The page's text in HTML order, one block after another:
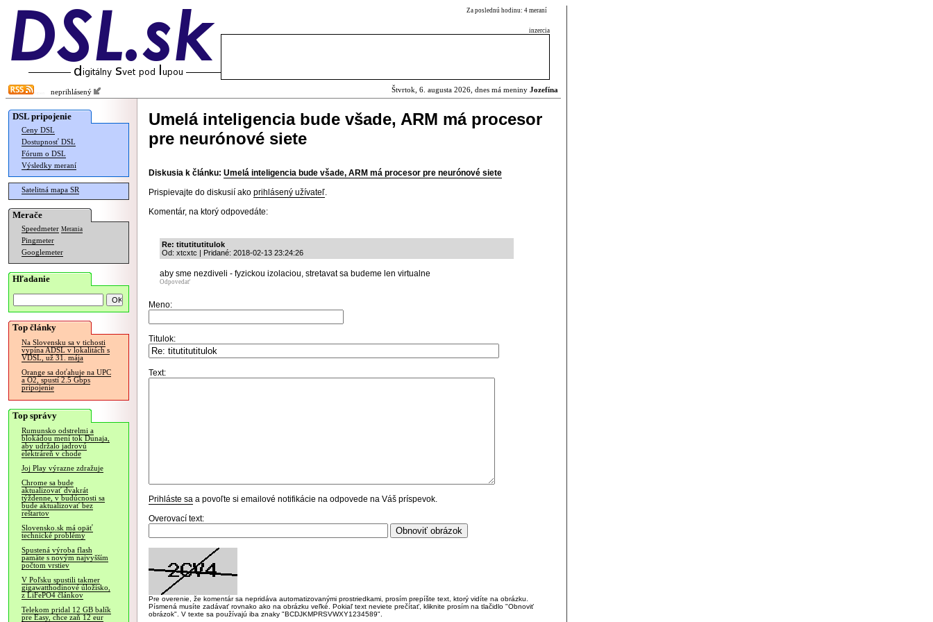
Za poslednú hodinu: 4 meraní
inzercia
neprihlásený Štvrtok, 6. augusta 2026, dnes má meniny Jozefína
DSL pripojenie
Ceny DSL
Dostupnosť DSL
Fórum o DSL
Výsledky meraní
Satelitná mapa SR
Merače
Speedmeter Merania
Pingmeter
Googlemeter
Hľadanie
Top články
Na Slovensku sa v tichosti
vypína ADSL v lokalitách s
VDSL, už 31. mája
Orange sa doťahuje na UPC
a O2, spustí 2.5 Gbps
pripojenie
Top správy
Rumunsko odstrelmi a
blokádou mení tok Dunaja,
aby udržalo jadrovú
elektráreň v chode
Joj Play výrazne zdražuje
Chrome sa bude
aktualizovať dvakrát
týždenne, v budúcnosti sa
bude aktualizovať bez
reštartov
Slovensko.sk má opäť
technické problémy
Spustená výroba flash
pamäte s novým najvyšším
počtom vrstiev
V Poľsku spustili takmer
gigawatthodinové úložisko,
z LiFePO4 článkov
Telekom pridal 12 GB balík
pre Easy, chce zaň 12 eur
Umelá inteligencia bude všade, ARM má procesor
pre neurónové siete
Diskusia k článku: Umelá inteligencia bude všade, ARM má procesor pre neurónové siete
Prispievajte do diskusií ako prihlásený užívateľ.
Komentár, na ktorý odpovedáte:
Re: titutitutitulok
Od: xtcxtc | Pridané: 2018-02-13 23:24:26
aby sme nezdiveli - fyzickou izolaciou, stretavat sa budeme len virtualne
Odpovedať
Meno:
Titulok:
Text:
Prihláste sa a povoľte si emailové notifikácie na odpovede na Váš príspevok.
Overovací text:
Pre overenie, že komentár sa nepridáva automatizovanými prostriedkami, prosím prepíšte text, ktorý vidíte na obrázku.
Písmená musíte zadávať rovnako ako na obrázku veľké. Pokiaľ text neviete prečítať, kliknite prosím na tlačidlo "Obnoviť
obrázok". V texte sa používajú iba znaky "BCDJKMPRSVWXY1234589".